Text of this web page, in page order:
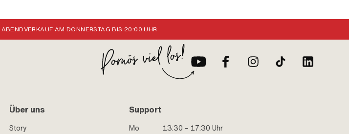
ABENDVERKAUF AM DONNERSTAG BIS 20:00 UHR
Über uns
Story
Support
Mo
13:30 – 17:30 Uhr